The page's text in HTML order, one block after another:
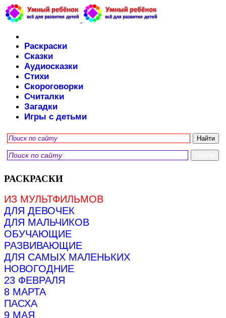
Раскраски
Сказки
Аудиосказки
Стихи
Скороговорки
Считалки
Загадки
Игры с детьми
РАСКРАСКИ
ИЗ МУЛЬТФИЛЬМОВ
ДЛЯ ДЕВОЧЕК
ДЛЯ МАЛЬЧИКОВ
ОБУЧАЮЩИЕ
РАЗВИВАЮЩИЕ
ДЛЯ САМЫХ МАЛЕНЬКИХ
НОВОГОДНИЕ
23 ФЕВРАЛЯ
8 МАРТА
ПАСХА
9 МАЯ